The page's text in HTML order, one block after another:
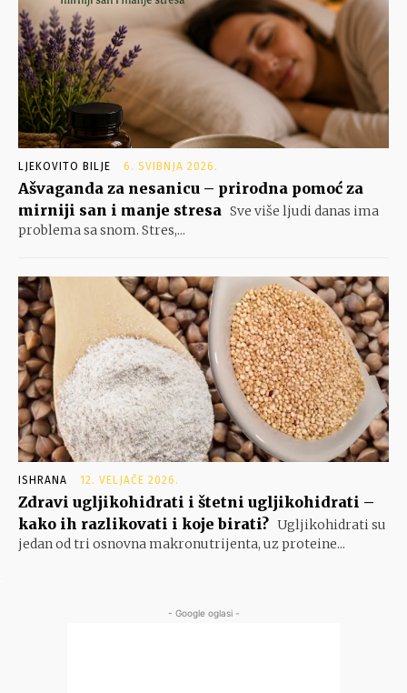
LJEKOVITO BILJE 6. SVIBNJA 2026.
Ašvaganda za nesanicu – prirodna pomoć za
mirniji san i manje stresa Sve više ljudi danas ima
problema sa snom. Stres,...
ISHRANA 12. VELJAČE 2026.
Zdravi ugljikohidrati i štetni ugljikohidrati –
kako ih razlikovati i koje birati? Ugljikohidrati su
jedan od tri osnovna makronutrijenta, uz proteine...
- Google oglasi -